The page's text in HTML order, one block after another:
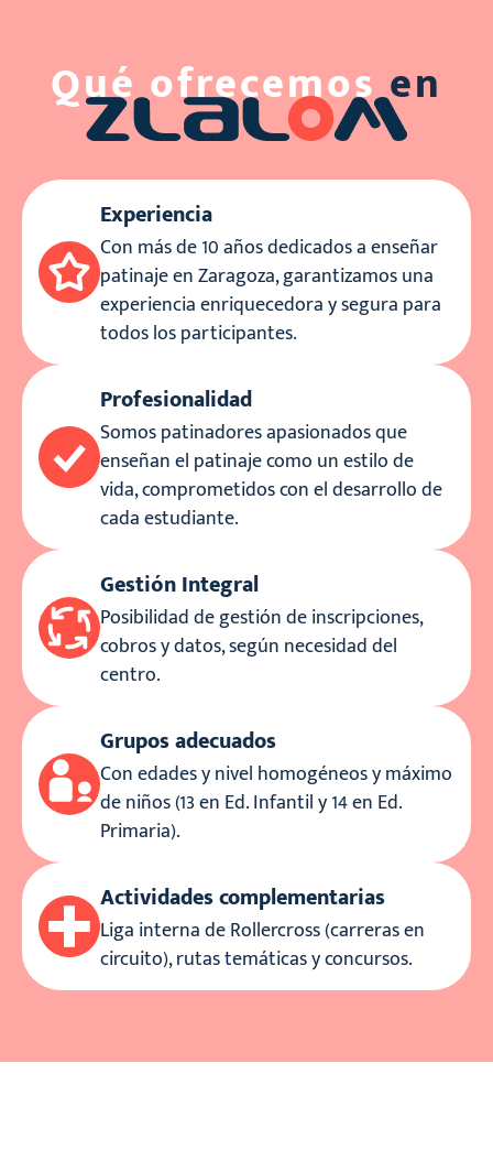
Qué ofrecemosen
Experiencia
Con más de 10 años dedicados a enseñar
patinaje en Zaragoza, garantizamos una
experiencia enriquecedora y segura para
todos los participantes.
Profesionalidad
Somos patinadores apasionados que
enseñan el patinaje como un estilo de
vida, comprometidos con el desarrollo de
cada estudiante.
Gestión Integral
Posibilidad de gestión de inscripciones,
cobros y datos, según necesidad del
centro.
Grupos adecuados
Con edades y nivel homogéneos y máximo
de niños (13 en Ed. Infantil y 14 en Ed.
Primaria).
Actividades complementarias
Liga interna de Rollercross (carreras en
circuito), rutas temáticas y concursos.